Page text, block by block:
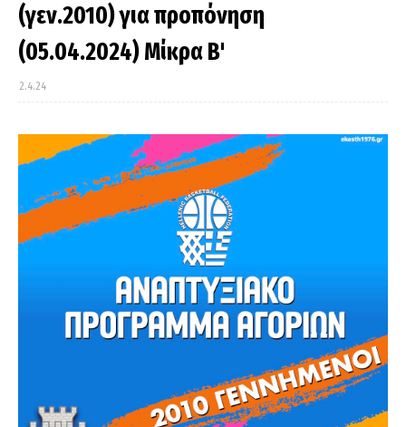
(γεν.2010) για προπόνηση
(05.04.2024) Μίκρα Β'
2.4.24